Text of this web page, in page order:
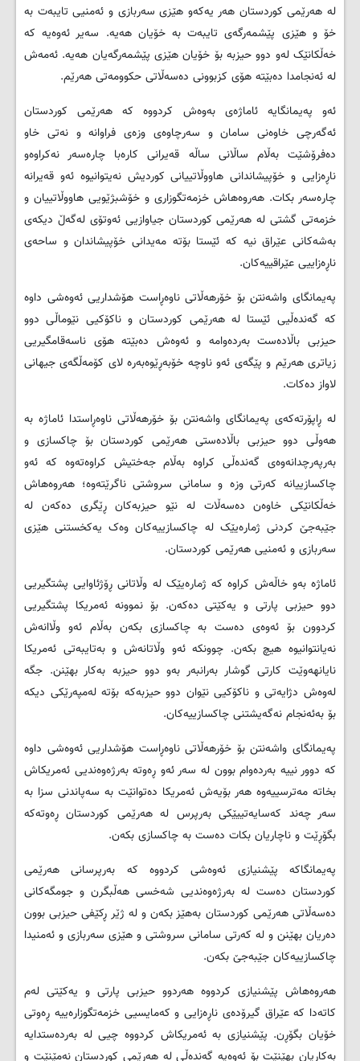
لە هەرێمی کوردستان هەر یەکەو هێزی سەربازی و ئەمنیی تایبەت بە
خۆ و هێزی پێشمەرگەی تایبەت بە خۆیان هەیە. سەیر ئەوەیە کە
خەڵکانێک لەو دوو حیزبە بۆ خۆیان هێزی پێشمەرگەیان هەیە. ئەمەش
لە ئەنجامدا دەبێتە هۆی کزبوونی دەسەڵاتی حکوومەتی هەرێم.
ئەو پەیمانگایە ئاماژەی بەوەش کردووە کە هەرێمی کوردستان
ئەگەرچی خاوەنی سامان و سەرچاوەی وزەی فراوانە و نەتی خاو
دەفرۆشێت بەڵام ساڵانی ساڵە قەیرانی کارەبا چارەسەر نەکراوەو
ناڕەزایی و خۆپیشاندانی هاووڵاتییانی کوردیش نەیتوانیوە ئەو قەیرانە
چارەسەر بکات. هەروەهاش خزمەتگوزاری و خۆشبژێویی هاووڵاتییان و
خزمەتی گشتی لە هەرێمی کوردستان جیاوازیی ئەوتۆی لەگەڵ دیکەی
بەشەکانی عێراق نیە کە ئێستا بۆتە مەیدانی خۆپیشاندان و ساحەی
ناڕەزاییی عێراقییەکان.
پەیمانگای واشەنتن بۆ خۆرهەڵاتی ناوەڕاست هۆشداریی ئەوەشی داوە
کە گەندەڵیی ئێستا لە هەرێمی کوردستان و ناکۆکیی نێوماڵی دوو
حیزبی باڵادەست بەردەوامە و ئەوەش دەبێتە هۆی ناسەقامگیریی
زیاتری هەرێم و پێگەی ئەو ناوچە خۆبەڕێوەبەرە لای کۆمەڵگەی جیهانی
لاواز دەکات.
لە ڕاپۆرتەکەی پەیمانگای واشەنتن بۆ خۆرهەڵاتی ناوەڕاستدا ئاماژە بە
هەوڵی دوو حیزبی باڵادەستی هەرێمی کوردستان بۆ چاکسازی و
بەرپەرچدانەوەی گەندەڵی کراوە بەڵام جەختیش کراوەتەوە کە ئەو
چاکسازییانە کەرتی وزە و سامانی سروشتی ناگرێتەوە؛ هەروەهاش
خەڵکانێکی خاوەن دەسەڵات لە نێو حیزبەکان ڕێگری دەکەن لە
جێبەجێ کردنی ژمارەیێک لە چاکسازییەکان وەک یەکخستنی هێزی
سەربازی و ئەمنیی هەرێمی کوردستان.
ئاماژە بەو خاڵەش کراوە کە ژمارەیێک لە وڵاتانی ڕۆژئاوایی پشتگیریی
دوو حیزبی پارتی و یەکێتی دەکەن. بۆ نموونە ئەمریکا پشتگیریی
کردوون بۆ ئەوەی دەست بە چاکسازی بکەن بەڵام ئەو وڵاانەش
نەیانتوانیوە هیچ بکەن. چوونکە ئەو وڵاتانەش و بەتایبەتی ئەمریکا
نایانهەوێت کارتی گوشار بەرانبەر بەو دوو حیزبە بەکار بهێنن. جگە
لەوەش دژایەتی و ناکۆکیی نێوان دوو حیزبەکە بۆتە لەمپەرێکی دیکە
بۆ بەئەنجام نەگەیشتنی چاکسازییەکان.
پەیمانگای واشەنتن بۆ خۆرهەڵاتی ناوەڕاست هۆشداریی ئەوەشی داوە
کە دوور نییە بەردەوام بوون لە سەر ئەو ڕەوتە بەرژەوەندیی ئەمریکاش
بخاتە مەترسییەوە هەر بۆیەش ئەمریکا دەتوانێت بە سەپاندنی سزا بە
سەر چەند کەسایەتییێکی بەرپرس لە هەرێمی کوردستان ڕەوتەکە
بگۆڕێت و ناچاریان بکات دەست بە چاکسازی بکەن.
پەیمانگاکە پێشنیازی ئەوەشی کردووە کە بەرپرسانی هەرێمی
کوردستان دەست لە بەرژەوەندیی شەخسی هەڵبگرن و جومگەکانی
دەسەڵاتی هەرێمی کوردستان بەهێز بکەن و لە ژێر ڕکێفی حیزبی بوون
دەریان بهێنن و لە کەرتی سامانی سروشتی و هێزی سەربازی و ئەمنیدا
چاکسازییەکان جێبەجێ بکەن.
هەروەهاش پێشنیازی کردووە هەردوو حیزبی پارتی و یەکێتی لەم
کاتەدا کە عێراق گیرۆدەی ناڕەزایی و کەمایسیی خزمەتگوزارەییە ڕەوتی
خۆیان بگۆڕن. پێشنیازی بە ئەمریکاش کردووە چیی لە بەردەستدایە
بەکاریان بهێنێت بۆ ئەوەیە گەندەڵی لە هەرێمی کوردستان نەمێنێت و